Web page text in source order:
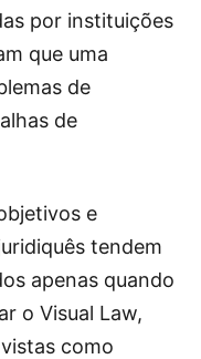
por instituições
que uma
de
de
e
tendem
apenas quando
o Visual Law,
como